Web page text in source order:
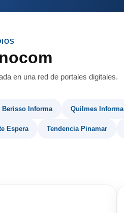
en una red de portales digitales.
Berisso Informa Quilmes Informa
Espera Tendencia Pinamar